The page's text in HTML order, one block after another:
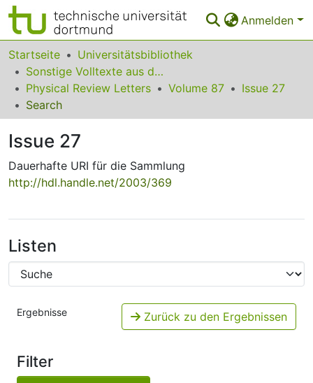
Anmelden
Bereiche & Sammlungen
Das gesamte Repositorium
Statistiken
FAQ
Leitlinien
Zurück zur Startseite
Startseite
Universitätsbibliothek
Sonstige Volltexte aus dem Bibliotheksangebot
Physical Review Letters
Volume 87
Issue 27
Search
Issue 27
Dauerhafte URI für die Sammlung
http://hdl.handle.net/2003/369
Listen
Ergebnisse Zurück zu den Ergebnissen
Filter